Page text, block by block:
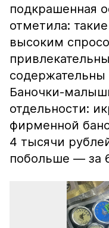
подкрашенная
отметила:
высоким
содержательны
Баночки-
отдельности:
фирменной
4 тысячи
побольше — за